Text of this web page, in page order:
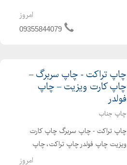
می شود؛ زیرا این کاغذها جاذب آب بوده
و می توانند تا مدت طولانی سطح داخلی
امروز
09355844079
چاپ تراکت - چاپ سربرگ –
چاپ کارت ویزیت – چاپ
فولدر
چاپ جناب
چاپ تراکت - چاپ سربرگ چاپ کارت
ویزیت چاپ فولدر چاپ تراکت، چاپ
سربرگ، چاپ کارت ویزیت و همچنینامروز